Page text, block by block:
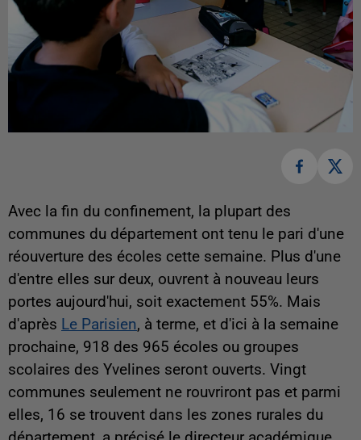
Avec la fin du confinement, la plupart des
communes du département ont tenu le pari d'une
réouverture des écoles cette semaine. Plus d'une
d'entre elles sur deux, ouvrent à nouveau leurs
portes aujourd'hui, soit exactement 55%. Mais
d'après Le Parisien, à terme, et d'ici à la semaine
prochaine, 918 des 965 écoles ou groupes
scolaires des Yvelines seront ouverts. Vingt
communes seulement ne rouvriront pas et parmi
elles, 16 se trouvent dans les zones rurales du